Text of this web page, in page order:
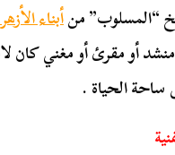
“المسلوب” منأبناء الأزهر
أو مقرئ أو مغني كان
ساحة الحياة .